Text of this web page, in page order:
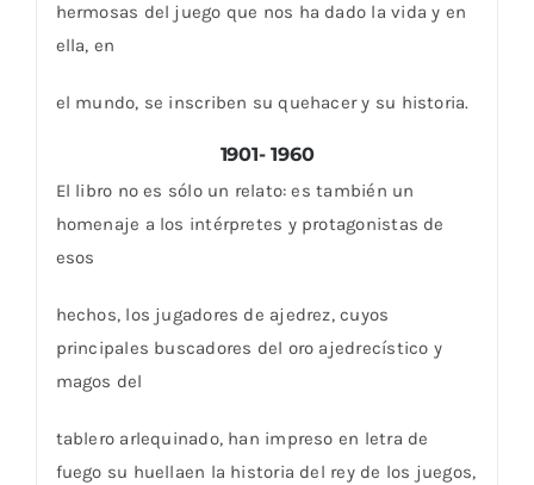
hermosas del juego que nos ha dado la vida y en
ella, en
el mundo, se inscriben su quehacer y su historia.
1901- 1960
El libro no es sólo un relato: es también un
homenaje a los intérpretes y protagonistas de
esos
hechos, los jugadores de ajedrez, cuyos
principales buscadores del oro ajedrecístico y
magos del
tablero arlequinado, han impreso en letra de
fuego su huellaen la historia del rey de los juegos,